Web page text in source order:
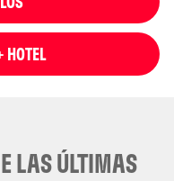
HOTEL
LAS ÚLTIMAS